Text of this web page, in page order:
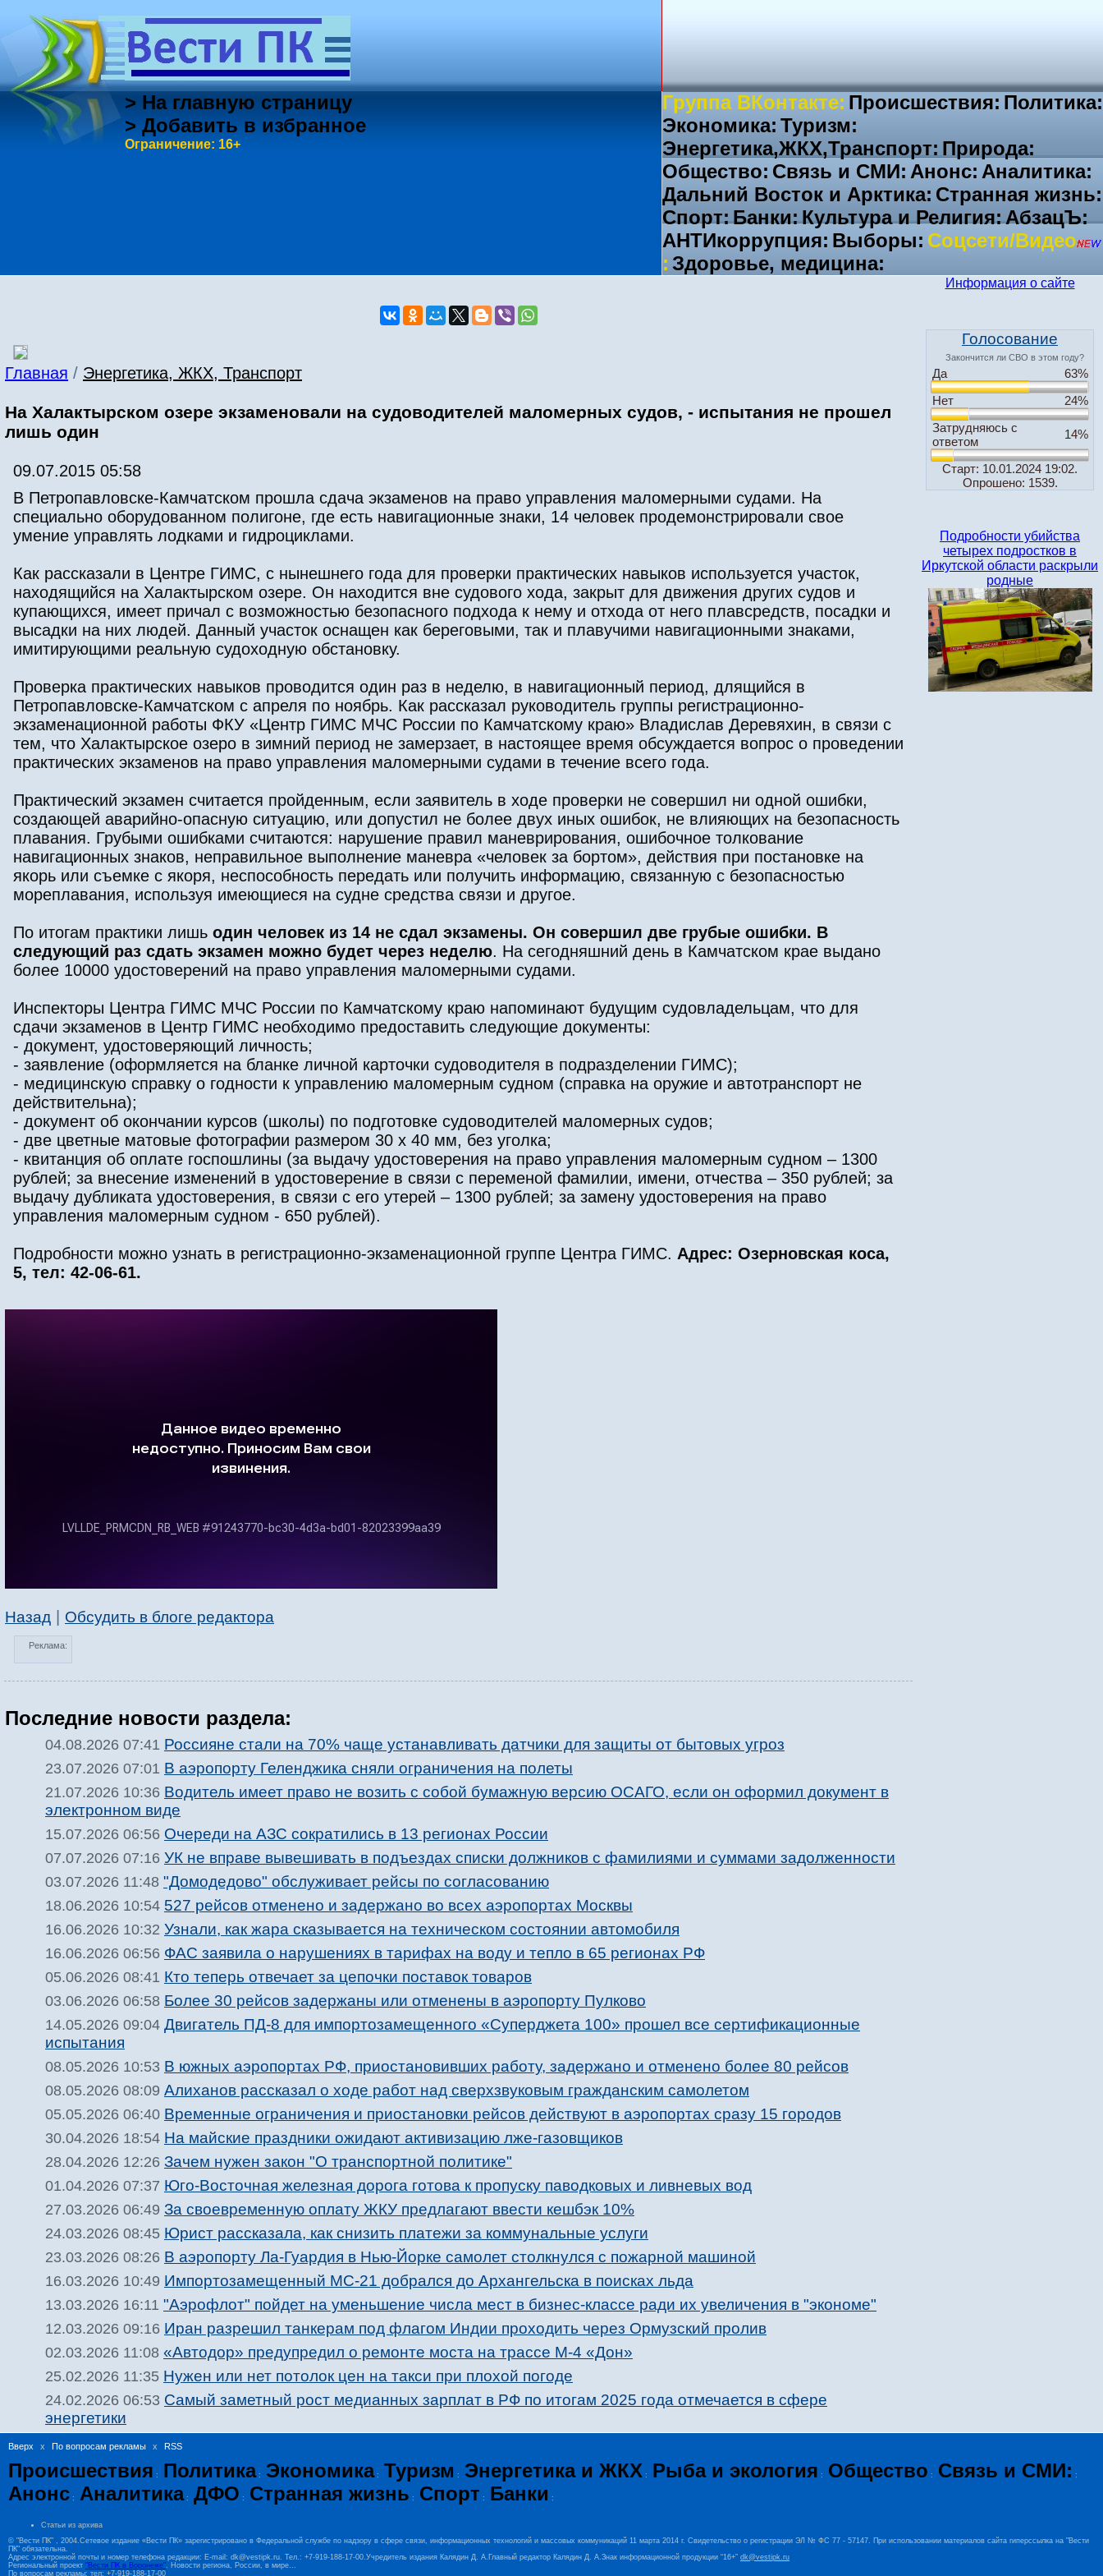
> На главную страницу
> Добавить в избранное
Ограничение: 16+
Группа ВКонтакте: Происшествия: Политика:
Экономика: Туризм:
Энергетика,ЖКХ,Транспорт: Природа:
Общество: Связь и СМИ: Анонс: Аналитика:
Дальний Восток и Арктика: Странная жизнь:
Спорт:Банки:Культура и Религия:АбзацЪ:
АНТИкоррупция: Выборы: Соцсети/Видео
: Здоровье, медицина:
Главная / Энергетика, ЖКХ, Транспорт
На Халактырском озере экзаменовали на судоводителей маломерных судов, - испытания не прошел
лишь один
09.07.2015 05:58
В Петропавловске-Камчатском прошла сдача экзаменов на право управления маломерными судами. На
специально оборудованном полигоне, где есть навигационные знаки, 14 человек продемонстрировали свое
умение управлять лодками и гидроциклами.
Как рассказали в Центре ГИМС, с нынешнего года для проверки практических навыков используется участок,
находящийся на Халактырском озере. Он находится вне судового хода, закрыт для движения других судов и
купающихся, имеет причал с возможностью безопасного подхода к нему и отхода от него плавсредств, посадки и
высадки на них людей. Данный участок оснащен как береговыми, так и плавучими навигационными знаками,
имитирующими реальную судоходную обстановку.
Проверка практических навыков проводится один раз в неделю, в навигационный период, длящийся в
Петропавловске-Камчатском с апреля по ноябрь. Как рассказал руководитель группы регистрационно-
экзаменационной работы ФКУ «Центр ГИМС МЧС России по Камчатскому краю» Владислав Деревяхин, в связи с
тем, что Халактырское озеро в зимний период не замерзает, в настоящее время обсуждается вопрос о проведении
практических экзаменов на право управления маломерными судами в течение всего года.
Практический экзамен считается пройденным, если заявитель в ходе проверки не совершил ни одной ошибки,
создающей аварийно-опасную ситуацию, или допустил не более двух иных ошибок, не влияющих на безопасность
плавания. Грубыми ошибками считаются: нарушение правил маневрирования, ошибочное толкование
навигационных знаков, неправильное выполнение маневра «человек за бортом», действия при постановке на
якорь или съемке с якоря, неспособность передать или получить информацию, связанную с безопасностью
мореплавания, используя имеющиеся на судне средства связи и другое.
По итогам практики лишь один человек из 14 не сдал экзамены. Он совершил две грубые ошибки. В
следующий раз сдать экзамен можно будет через неделю. На сегодняшний день в Камчатском крае выдано
более 10000 удостоверений на право управления маломерными судами.
Инспекторы Центра ГИМС МЧС России по Камчатскому краю напоминают будущим судовладельцам, что для
сдачи экзаменов в Центр ГИМС необходимо предоставить следующие документы:
- документ, удостоверяющий личность;
- заявление (оформляется на бланке личной карточки судоводителя в подразделении ГИМС);
- медицинскую справку о годности к управлению маломерным судном (справка на оружие и автотранспорт не
действительна);
- документ об окончании курсов (школы) по подготовке судоводителей маломерных судов;
- две цветные матовые фотографии размером 30 x 40 мм, без уголка;
- квитанция об оплате госпошлины (за выдачу удостоверения на право управления маломерным судном – 1300
рублей; за внесение изменений в удостоверение в связи с переменой фамилии, имени, отчества – 350 рублей; за
выдачу дубликата удостоверения, в связи с его утерей – 1300 рублей; за замену удостоверения на право
управления маломерным судном - 650 рублей).
Подробности можно узнать в регистрационно-экзаменационной группе Центра ГИМС. Адрес: Озерновская коса,
5, тел: 42-06-61.
Назад Обсудить в блоге редактора
Реклама:
Последние новости раздела:
04.08.2026 07:41 Россияне стали на 70% чаще устанавливать датчики для защиты от бытовых угроз
23.07.2026 07:01 В аэропорту Геленджика сняли ограничения на полеты
21.07.2026 10:36 Водитель имеет право не возить с собой бумажную версию ОСАГО, если он оформил документ в
электронном виде
15.07.2026 06:56 Очереди на АЗС сократились в 13 регионах России
07.07.2026 07:16 УК не вправе вывешивать в подъездах списки должников с фамилиями и суммами задолженности
03.07.2026 11:48 "Домодедово" обслуживает рейсы по согласованию
18.06.2026 10:54 527 рейсов отменено и задержано во всех аэропортах Москвы
16.06.2026 10:32 Узнали, как жара сказывается на техническом состоянии автомобиля
16.06.2026 06:56 ФАС заявила о нарушениях в тарифах на воду и тепло в 65 регионах РФ
05.06.2026 08:41 Кто теперь отвечает за цепочки поставок товаров
03.06.2026 06:58 Более 30 рейсов задержаны или отменены в аэропорту Пулково
14.05.2026 09:04 Двигатель ПД-8 для импортозамещенного «Суперджета 100» прошел все сертификационные
испытания
08.05.2026 10:53 В южных аэропортах РФ, приостановивших работу, задержано и отменено более 80 рейсов
08.05.2026 08:09 Алиханов рассказал о ходе работ над сверхзвуковым гражданским самолетом
05.05.2026 06:40 Временные ограничения и приостановки рейсов действуют в аэропортах сразу 15 городов
30.04.2026 18:54 На майские праздники ожидают активизацию лже-газовщиков
28.04.2026 12:26 Зачем нужен закон "О транспортной политике"
01.04.2026 07:37 Юго-Восточная железная дорога готова к пропуску паводковых и ливневых вод
27.03.2026 06:49 За своевременную оплату ЖКУ предлагают ввести кешбэк 10%
24.03.2026 08:45 Юрист рассказала, как снизить платежи за коммунальные услуги
23.03.2026 08:26 В аэропорту Ла-Гуардия в Нью-Йорке самолет столкнулся c пожарной машиной
16.03.2026 10:49 Импортозамещенный МС-21 добрался до Архангельска в поисках льда
13.03.2026 16:11 "Аэрофлот" пойдет на уменьшение числа мест в бизнес-классе ради их увеличения в "экономе"
12.03.2026 09:16 Иран разрешил танкерам под флагом Индии проходить через Ормузский пролив
02.03.2026 11:08 «Автодор» предупредил о ремонте моста на трассе М-4 «Дон»
25.02.2026 11:35 Нужен или нет потолок цен на такси при плохой погоде
24.02.2026 06:53 Самый заметный рост медианных зарплат в РФ по итогам 2025 года отмечается в сфере
энергетики
Информация о сайте
Голосование
Закончится ли СВО в этом году?
Да
63%
Нет
24%
Затрудняюсь с
ответом
14%
Старт: 10.01.2024 19:02.
Опрошено: 1539.
Подробности убийства
четырех подростков в
Иркутской области раскрыли
родные
Вверх x По вопросам рекламы x RSS
Происшествия : Политика: Экономика: Туризм : Энергетика и ЖКХ : Рыба и экология : Общество : Связь и СМИ: :
Анонс : Аналитика: ДФО : Странная жизнь : Спорт : Банки :
Статьи из архива
© "Вести ПК" , 2004.Сетевое издание «Вести ПК» зарегистрировано в Федеральной службе по надзору в сфере связи, информационных технологий и массовых коммуникаций 11 марта 2014 г. Свидетельство о регистрации ЭЛ № ФС 77 - 57147. При использовании материалов сайта гиперссылка на "Вести
ПК" обязательна.
Адрес электронной почты и номер телефона редакции: E-mail: dk@vestipk.ru. Тел.: +7-919-188-17-00.Учредитель издания Калядин Д. А.Главный редактор Калядин Д. А.Знак информационной продукции “16+” dk@vestipk.ru
Региональный проект "Вести ПК в Воронеже". Новости региона, России, в мире...
По вопросам рекламы: тел: +7-919-188-17-00